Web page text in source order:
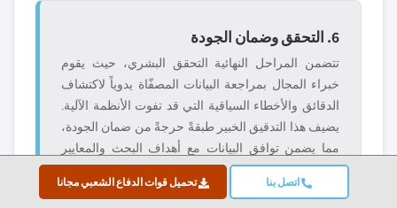
اتصل بنا تحميل قوات الدفاع الشعبي مجانا
6. التحقق وضمان الجودة
تتضمن المراحل النهائية التحقق البشري، حيث يقوم
خبراء المجال بمراجعة البيانات المصفّاة يدوياً لاكتشاف
الدقائق والأخطاء السياقية التي قد تفوت الأنظمة الآلية.
يضيف هذا التدقيق الخبير طبقةً حرجةً من ضمان الجودة،
مما يضمن توافق البيانات مع أهداف البحث والمعايير
الخاصة بالمجال.
تضمن عملية التحقق ذات الثلاث طبقات لدينا أقصى